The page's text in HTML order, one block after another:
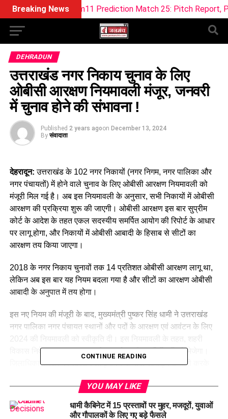
Breaking News
vs TRT Dream11 Prediction Match 25: Pitch Report, Playing
DEHRADUN
उत्तराखंड नगर निकाय चुनाव के लिए
ओबीसी आरक्षण नियमावली मंजूर, जनवरी
में चुनाव होने की संभावना !
Published 2 years agoon December 13, 2024
By संवादाता
देहरादून: उत्तराखंड के 102 नगर निकायों (नगर निगम, नगर पालिका और
नगर पंचायतों) में होने वाले चुनाव के लिए ओबीसी आरक्षण नियमावली को
मंजूरी मिल गई है। अब इस नियमावली के अनुसार, सभी निकायों में ओबीसी
आरक्षण की प्रक्रिया शुरू की जाएगी। ओबीसी आरक्षण इस बार सुप्रीम
कोर्ट के आदेश के तहत एकल सदस्यीय समर्पित आयोग की रिपोर्ट के आधार
पर लागू होगा, और निकायों में ओबीसी आबादी के हिसाब से सीटों का
आरक्षण तय किया जाएगा।
2018 के नगर निकाय चुनावों तक 14 प्रतिशत ओबीसी आरक्षण लागू था,
लेकिन अब इस बार यह नियम बदला गया है और सीटों का आरक्षण ओबीसी
आबादी के अनुपात में तय होगा।
इस नए नियम की मंजूरी के बाद, मुख्यमंत्री पुष्कर सिंह धामी ने उत्तराखंड
नगर पालिका नगर पंचायत स्थानों और पदों के आरक्षण एवं आवंटन के लिए
विकास निदेशालय अब प्रस्ताव तैयार करेगा और सभी जिलों को भेजेगा।
जिलाधिकारी स्तर पर आरक्षण लागू करने के बाद, अधिसूचना जारी करके
जिलाधिकारी शहरी विकास को अंतिम प्रस्ताव भेजेंगे, जिसके आधार पर
राज्य निर्वाचन आयोग चुनाव की अधिसूचना जारी करेगा।
CONTINUE READING
YOU MAY LIKE
धामी कैबिनेट में 15 प्रस्तावों पर मुहर, मजदूरों, युवाओं
और गौपालकों के लिए गए बड़े फैसले